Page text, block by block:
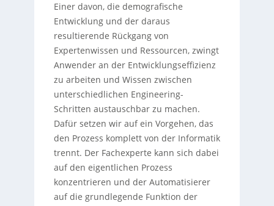
Einer davon, die demografische
Entwicklung und der daraus
resultierende Rückgang von
Expertenwissen und Ressourcen, zwingt
Anwender an der Entwicklungseffizienz
zu arbeiten und Wissen zwischen
unterschiedlichen Engineering-
Schritten austauschbar zu machen.
Dafür setzen wir auf ein Vorgehen, das
den Prozess komplett von der Informatik
trennt. Der Fachexperte kann sich dabei
auf den eigentlichen Prozess
konzentrieren und der Automatisierer
auf die grundlegende Funktion der